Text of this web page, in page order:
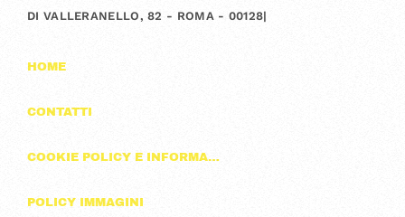
DI VALLERANELLO, 82 - ROMA - 00128|
HOME
CONTATTI
COOKIE POLICY E INFORMAZIONI SULLA PRIVACY
POLICY IMMAGINI